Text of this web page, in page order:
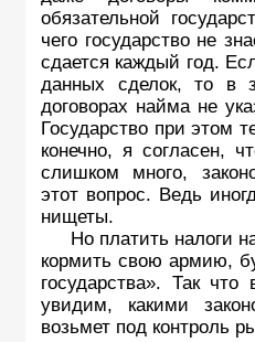
обязательной
чего государство не
сдается каждый год.
данных сделок, то в
договорах найма не
Государство при этом
конечно, я согласен,
слишком много,
этот вопрос. Ведь
нищеты.
Но платить налоги
кормить свою армию,
государства». Так
увидим, какими
возьмет под контроль